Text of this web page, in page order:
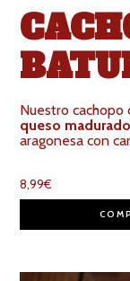
Nuestro
queso madurado
aragonesa con
8,99€